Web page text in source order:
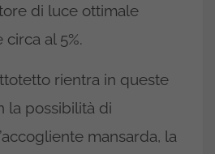
di luce ottimale
al 5%.
rientra in queste
la possibilità di
mansarda, la